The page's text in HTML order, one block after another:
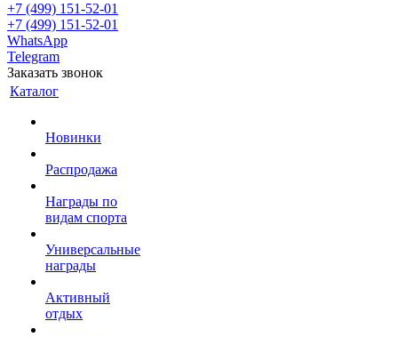
+7 (499) 151-52-01
+7 (499) 151-52-01
WhatsApp
Telegram
Заказать звонок
Каталог
Новинки
Распродажа
Награды по
видам спорта
Универсальные
награды
Активный
отдых